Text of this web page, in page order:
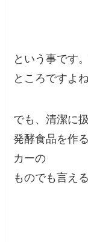
という事です
ところですよね
でも、清潔に
発酵食品を作
カーの
ものでも言え